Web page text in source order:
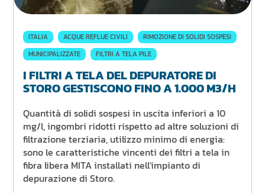
ITALIA ACQUE REFLUE CIVILI
RIMOZIONE DI SOLIDI SOSPESI
MUNICIPALIZZATE
FILTRI A TELA PILE
I FILTRI A TELA DEL DEPURATORE DI
STORO GESTISCONO FINO A 1.000 M3/H
Quantità di solidi sospesi in uscita inferiori a 10
mg/l, ingombri ridotti rispetto ad altre soluzioni di
filtrazione terziaria, utilizzo minimo di energia:
sono le caratteristiche vincenti dei filtri a tela in
fibra libera MITA installati nell'impianto di
depurazione di Storo.